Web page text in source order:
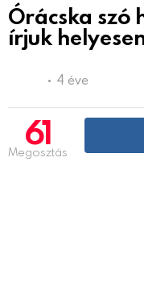
Órácska szó
írjuk
4 éve
61
Megosztás